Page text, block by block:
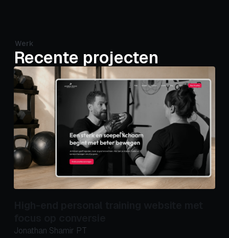
Werk
Recente projecten
Jonathan Shamir PT